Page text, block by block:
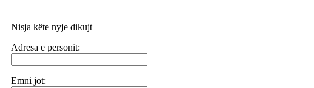
Nisja këte nyje dikujt
Adresa e personit:
Emni jot: